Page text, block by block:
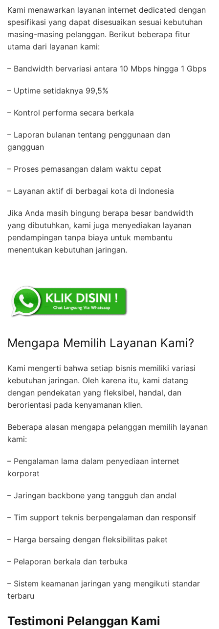
Kami menawarkan layanan internet dedicated dengan
spesifikasi yang dapat disesuaikan sesuai kebutuhan
masing-masing pelanggan. Berikut beberapa fitur
utama dari layanan kami:
– Bandwidth bervariasi antara 10 Mbps hingga 1 Gbps
– Uptime setidaknya 99,5%
– Kontrol performa secara berkala
– Laporan bulanan tentang penggunaan dan
gangguan
– Proses pemasangan dalam waktu cepat
– Layanan aktif di berbagai kota di Indonesia
Jika Anda masih bingung berapa besar bandwidth
yang dibutuhkan, kami juga menyediakan layanan
pendampingan tanpa biaya untuk membantu
menentukan kebutuhan jaringan.
Mengapa Memilih Layanan Kami?
Kami mengerti bahwa setiap bisnis memiliki variasi
kebutuhan jaringan. Oleh karena itu, kami datang
dengan pendekatan yang fleksibel, handal, dan
berorientasi pada kenyamanan klien.
Beberapa alasan mengapa pelanggan memilih layanan
kami:
– Pengalaman lama dalam penyediaan internet
korporat
– Jaringan backbone yang tangguh dan andal
– Tim support teknis berpengalaman dan responsif
– Harga bersaing dengan fleksibilitas paket
– Pelaporan berkala dan terbuka
– Sistem keamanan jaringan yang mengikuti standar
terbaru
Testimoni Pelanggan Kami